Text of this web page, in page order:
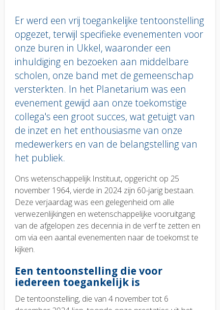
Er werd een vrij toegankelijke tentoonstelling
opgezet, terwijl specifieke evenementen voor
onze buren in Ukkel, waaronder een
inhuldiging en bezoeken aan middelbare
scholen, onze band met de gemeenschap
versterkten. In het Planetarium was een
evenement gewijd aan onze toekomstige
collega's een groot succes, wat getuigt van
de inzet en het enthousiasme van onze
medewerkers en van de belangstelling van
het publiek.
Body
text
Ons wetenschappelijk Instituut, opgericht op 25
november 1964, vierde in 2024 zijn 60-jarig bestaan.
Deze verjaardag was een gelegenheid om alle
verwezenlijkingen en wetenschappelijke vooruitgang
van de afgelopen zes decennia in de verf te zetten en
om via een aantal evenementen naar de toekomst te
kijken.
Een tentoonstelling die voor
iedereen toegankelijk is
De tentoonstelling, die van 4 november tot 6